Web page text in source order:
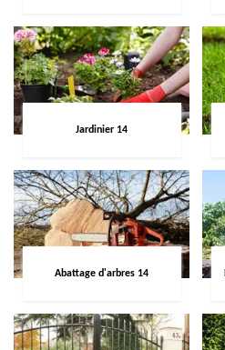
Jardinier 14
Abattage d'arbres 14